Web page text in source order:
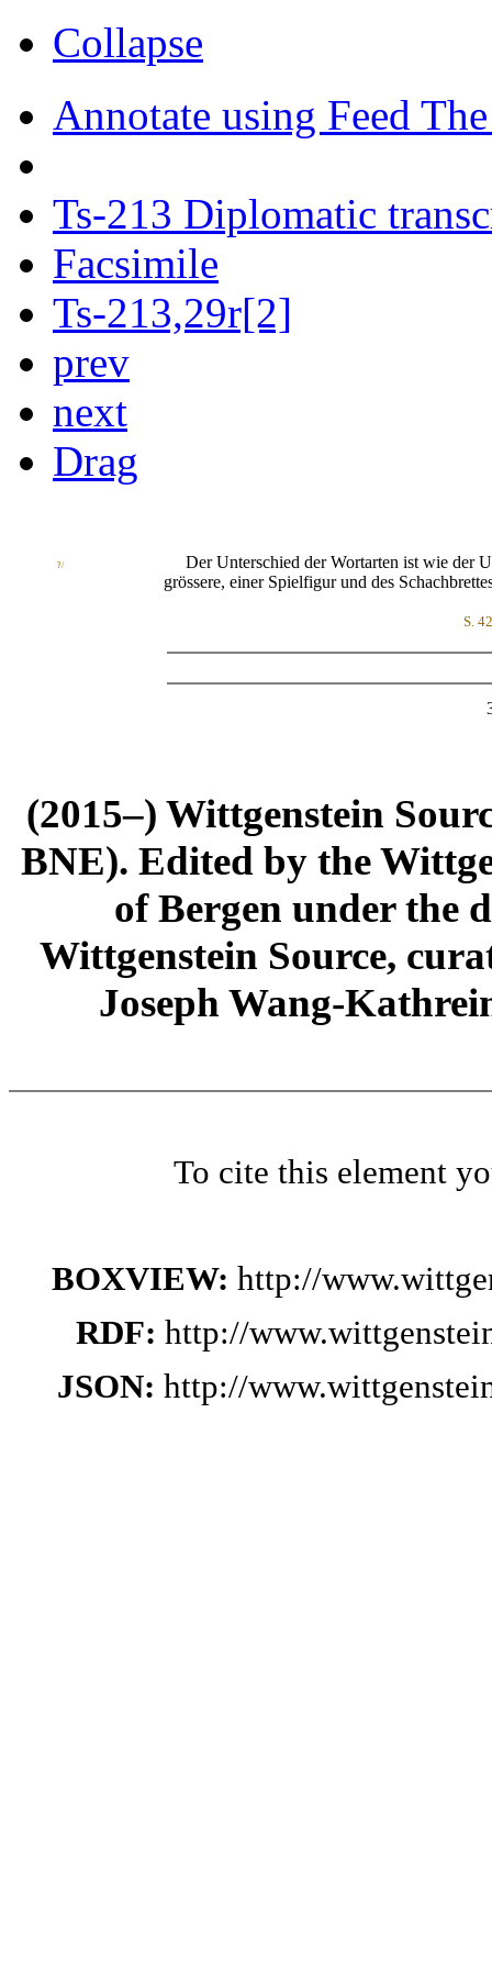
Collapse
Annotate using Feed
Ts-213 Diplomatic
Facsimile
Ts-213,29r[2]
prev
next
Drag
?/
Der Unterschied der Wortarten ist wie der
grössere, einer Spielfigur und des
S.
(2015–) Wittgenstein
BNE). Edited by the
of Bergen under the
Wittgenstein Source,
Joseph Wang-
To cite this element
BOXVIEW: http://
RDF: http://
JSON: http://